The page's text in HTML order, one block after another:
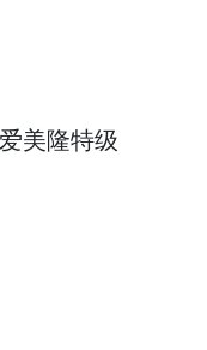
美隆特级